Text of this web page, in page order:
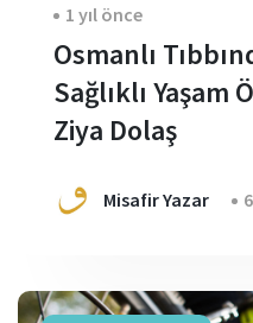
1 yıl önce
Osmanlı
Sağlıklı
Ziya Dolaş
Misafir Yazar